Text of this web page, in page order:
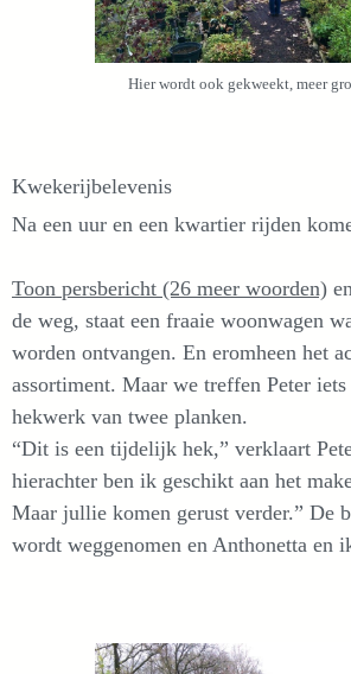
Hier wordt ook gekweekt, meer
Kwekerijbelevenis
Na een uur en een kwartier rijden
Toon persbericht (26 meer woorden)
de weg, staat een fraaie woonwagen
worden ontvangen. En eromheen het
assortiment. Maar we treffen Peter iets
hekwerk van twee planken.
“Dit is een tijdelijk hek,” verklaart
hierachter ben ik geschikt aan het
Maar jullie komen gerust verder.” De
wordt weggenomen en Anthonetta en